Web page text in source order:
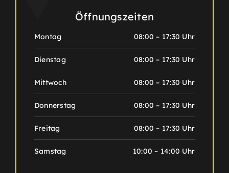
Öffnungszeiten
Montag 08:00 – 17:30 Uhr
Dienstag 08:00 – 17:30 Uhr
Mittwoch 08:00 – 17:30 Uhr
Donnerstag 08:00 – 17:30 Uhr
Freitag 08:00 – 17:30 Uhr
Samstag 10:00 – 14:00 Uhr